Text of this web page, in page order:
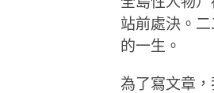
站前處決。
的一生。
為了寫文章